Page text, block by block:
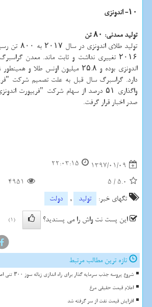
۱۰- اندونزی
تولید معدنی: ۸۰ تن
تولید طلای
۲۰۱۶ تغییری نداشت و ثابت ماند. معدن
دارد. گراسبرگ سال قبل به علت تصمیم شركت
واگذاری ۵۱ درصد از سهام شركت "فریپورت اندونزی" به
صدر اخبار قرار گرفت.
1397/01/09
22:03:15
5.0
/
5
4951
تگهای خبر:
تولید ,
دولت
این پست نت واش را می پسندید؟
(1)
تازه ترین مطالب مرتبط
شروع پروسه جذب سرمایه گذار برای راه اندازی زباله سوز ۳۰۰ تنی اصفهان
اعلام قیمت حقیقی مرغ
افزایش قیمت نفت از سر گرفته شد